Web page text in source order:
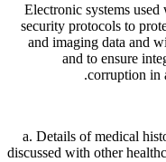
Electronic systems
security protocols to
and imaging data and
and to ensure
corruption in
a. Details of medical
discussed with other